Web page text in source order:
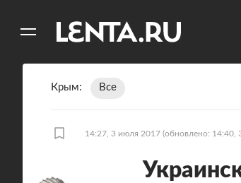
Крым Все
14:27, 3 июля 2017 (обновлено: 14:40,